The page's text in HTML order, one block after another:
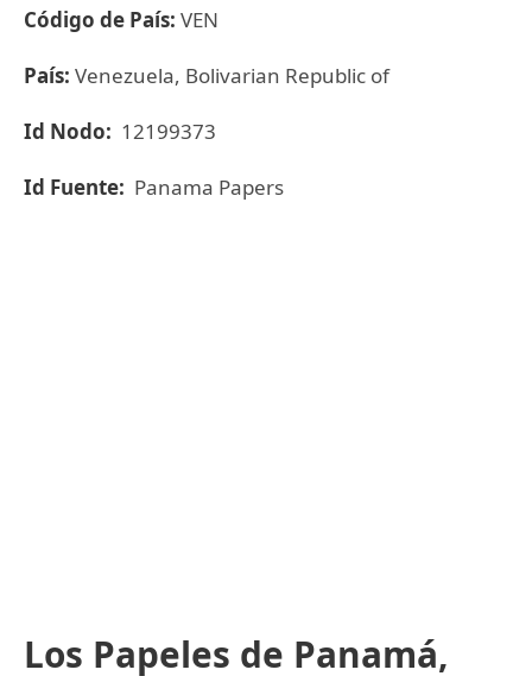
Código de País: VEN
País: Venezuela, Bolivarian Republic of
Id Nodo: 12199373
Id Fuente: Panama Papers
Los Papeles de Panamá,